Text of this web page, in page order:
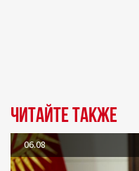
Читайте также
06.08